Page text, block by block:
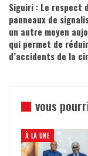
Siguiri : Le respect
panneaux de
un autre moyen
qui permet de
d’accidents de la
vous
À LA UNE